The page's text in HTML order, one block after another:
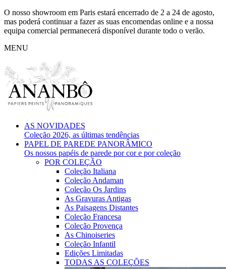
O nosso showroom em Paris estará encerrado de 2 a 24 de agosto,
mas poderá continuar a fazer as suas encomendas online e a nossa
equipa comercial permanecerá disponível durante todo o verão.
MENU
AS NOVIDADES
Coleção 2026, as últimas tendências
PAPEL DE PAREDE PANORÂMICO
Os nossos papéis de parede por cor e por coleção
POR COLEÇÃO
Coleção Italiana
Coleção Andaman
Coleção Os Jardins
As Gravuras Antigas
As Paisagens Distantes
Coleção Francesa
Coleção Provença
As Chinoiseries
Coleção Infantil
Edições Limitadas
TODAS AS COLEÇÕES